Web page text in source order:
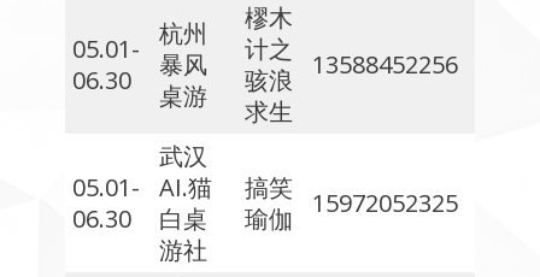
05.01-
06.30
杭州
暴风
桌游
樛木
计之
骇浪
求生
13588452256
05.01-
06.30
武汉
AI.猫
白桌
游社
搞笑
瑜伽
15972052325